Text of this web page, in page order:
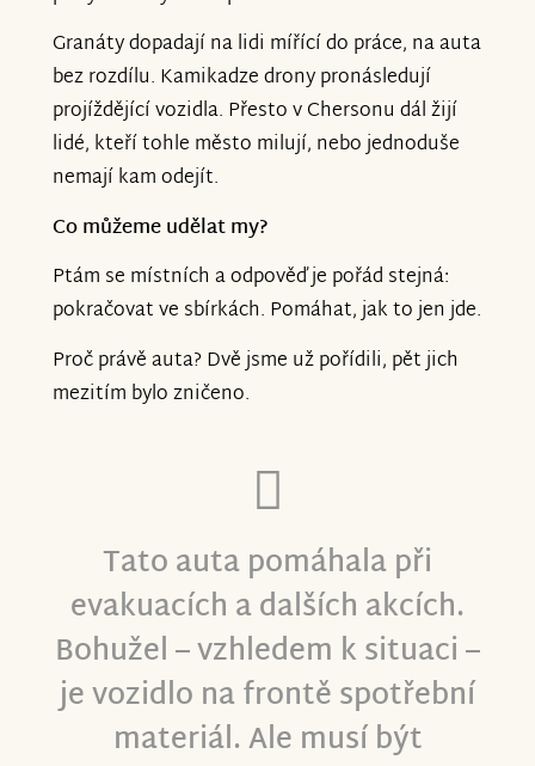
Granáty dopadají na lidi mířící do práce, na auta
bez rozdílu. Kamikadze drony pronásledují
projíždějící vozidla. Přesto v Chersonu dál žijí
lidé, kteří tohle město milují, nebo jednoduše
nemají kam odejít.
Co můžeme udělat my?
Ptám se místních a odpověď je pořád stejná:
pokračovat ve sbírkách. Pomáhat, jak to jen jde.
Proč právě auta? Dvě jsme už pořídili, pět jich
mezitím bylo zničeno.
Tato auta pomáhala při
evakuacích a dalších akcích.
Bohužel – vzhledem k situaci –
je vozidlo na frontě spotřební
materiál. Ale musí být